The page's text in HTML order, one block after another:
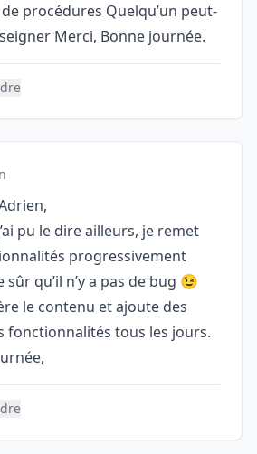
procédures Quelqu’un peut-
Merci, Bonne journée.
pu le dire ailleurs, je remet
progressivement
qu’il n’y a pas de bug 😉
le contenu et ajoute des
fonctionnalités tous les jours.